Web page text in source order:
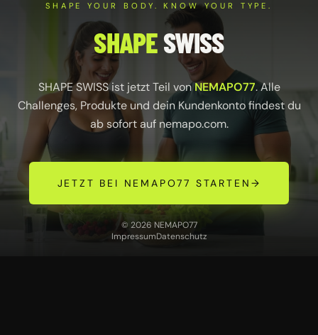
SHAPE YOUR BODY. KNOW YOUR TYPE.
SHAPESWISS
SHAPE SWISS ist jetzt Teil vonNEMAPO77. Alle
Challenges, Produkte und dein Kundenkonto findest du
ab sofort auf nemapo.com.
JETZT BEI NEMAPO77 STARTEN →
© 2026 NEMAPO77
ImpressumDatenschutz